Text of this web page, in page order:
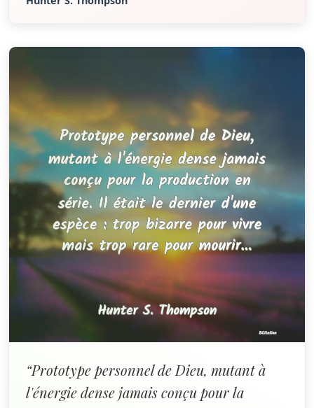
“Prototype personnel de Dieu, mutant à
l'énergie dense jamais conçu pour la